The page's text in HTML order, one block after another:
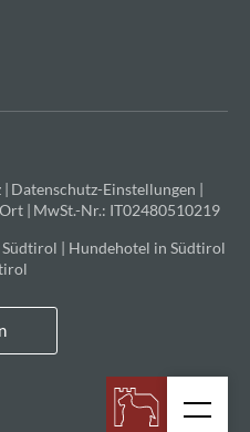
| Datenschutz-Einstellungen |
| MwSt.-Nr.: IT02480510219
| Hundehotel in Südtirol